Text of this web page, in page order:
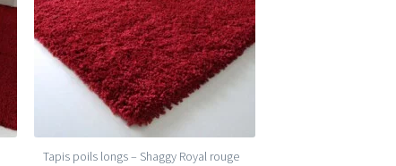
Tapis poils longs – Shaggy Royal rouge